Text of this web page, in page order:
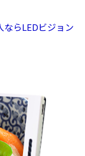
ならLEDビジョン